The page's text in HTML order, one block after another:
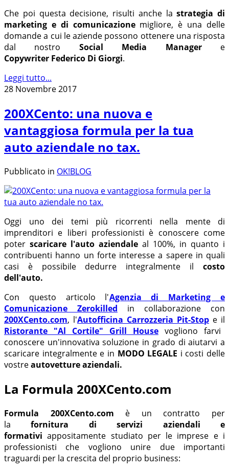
Che poi questa decisione, risulti anche lastrategia di
marketing e di comunicazionemigliore, è una delle
domande a cui le aziende possono ottenere una risposta
dal nostro Social Media Managere
Copywriter Federico Di Giorgi.
Leggi tutto...
28 Novembre 2017
200XCento: una nuova e
vantaggiosa formula per la tua
auto aziendale no tax.
Pubblicato in OK!BLOG
Oggi uno dei temi più ricorrenti nella mente di
imprenditori e liberi professionisti è conoscere come
poter scaricare l'auto aziendale al 100%, in quanto i
contribuenti hanno un forte interesse a sapere in quali
casi è possibile dedurre integralmente il costo
dell'auto.
Con questo articolo l'Agenzia di Marketing e
Comunicazione Zerokilled
in collaborazione con
200XCento.com, l'Autofficina Carrozzeria Pit-Stop e il
Ristorante "Al Cortile" Grill House vogliono farvi
conoscere un'innovativa soluzione in grado di aiutarvi a
scaricare integralmente e in MODO LEGALE i costi delle
vostreautovetture aziendali.
La Formula 200XCento.com
Formula 200XCento.com è un contratto per
lafornitura di servizi aziendali e
formativi appositamente studiato per le imprese e i
professionisti che vogliono unire due importanti
traguardi per la crescita del proprio business: